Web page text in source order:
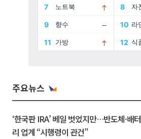
주요뉴스
‘한국판 IRA’ 베일 벗었지만…반도체·배터
리 업계 “시행령이 관건”